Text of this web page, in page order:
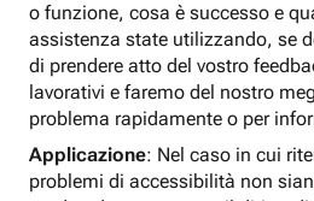
o funzione, cosa è successo e
assistenza state utilizzando, se
di prendere atto del vostro
lavorativi e faremo del nostro
problema rapidamente o per
Applicazione: Nel caso in cui
problemi di accessibilità non